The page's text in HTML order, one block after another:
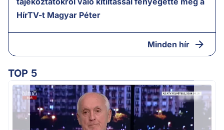
HírTV-t Magyar Péter
Minden hír
TOP 5